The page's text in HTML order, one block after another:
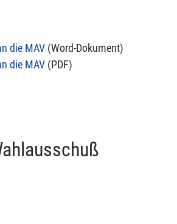
die MAV (Word-Dokument)
die MAV (PDF)